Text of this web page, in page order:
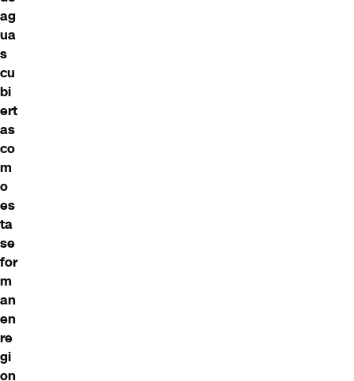
ag
ua
s
cu
bi
ert
as
co
m
o
es
ta
se
for
m
an
en
re
gi
on